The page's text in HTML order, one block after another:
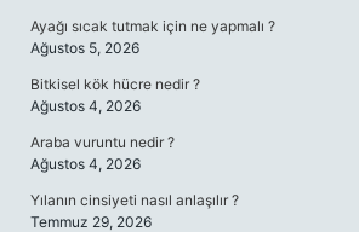
Ayağı sıcak tutmak için ne yapmalı ?
Ağustos 5, 2026
Bitkisel kök hücre nedir ?
Ağustos 4, 2026
Araba vuruntu nedir ?
Ağustos 4, 2026
Yılanın cinsiyeti nasıl anlaşılır ?
Temmuz 29, 2026